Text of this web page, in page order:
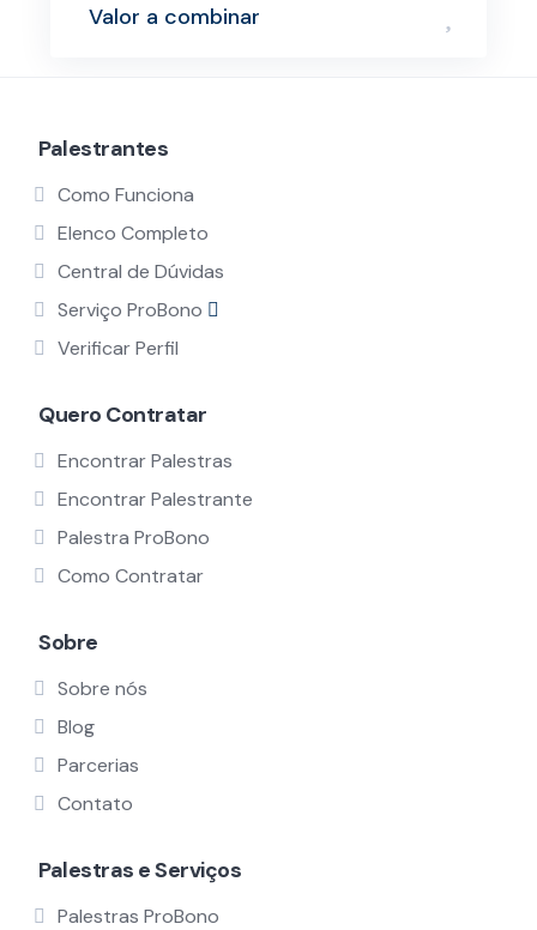
Valor a combinar
Palestrantes
Como Funciona
Elenco Completo
Central de Dúvidas
Serviço ProBono
Verificar Perfil
Quero Contratar
Encontrar Palestras
Encontrar Palestrante
Palestra ProBono
Como Contratar
Sobre
Sobre nós
Blog
Parcerias
Contato
Palestras e Serviços
Palestras ProBono